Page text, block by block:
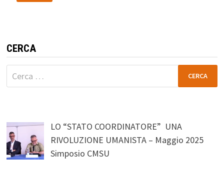
CERCA
Ricerca
per:
LO “STATO COORDINATORE” UNA
RIVOLUZIONE UMANISTA – Maggio 2025
Simposio CMSU